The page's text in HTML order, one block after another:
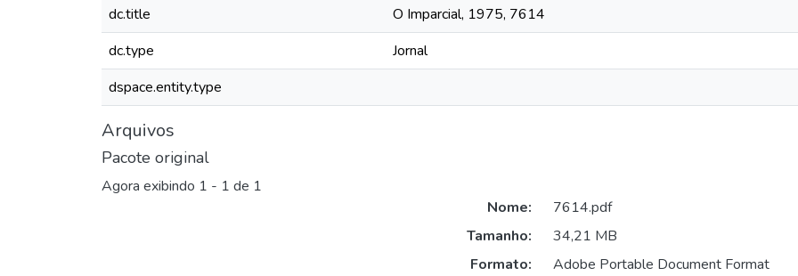
dc.title
O Imparcial, 1975, 7614
dc.type
Jornal
dspace.entity.type
Arquivos
Pacote original
Agora exibindo 1 - 1 de 1
Nome:
7614.pdf
Tamanho:
34,21 MB
Formato:
Adobe Portable Document Format